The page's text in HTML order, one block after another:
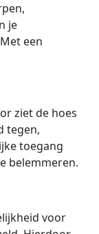
je
een
ziet de hoes
tegen,
toegang
belemmeren.
voor